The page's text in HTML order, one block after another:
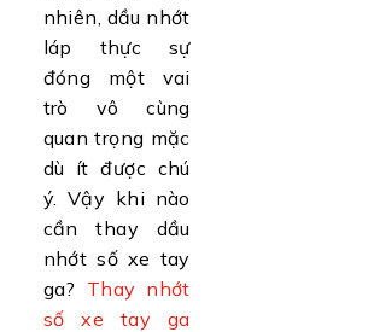
nhiên, dầu nhớt
láp thực sự
đóng một vai
trò vô cùng
quan trọng mặc
dù ít được chú
ý. Vậy khi nào
cần thay dầu
nhớt số xe tay
ga? Thay nhớt
số xe tay ga